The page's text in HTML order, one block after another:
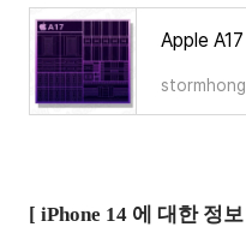
[ iPhone 14 에 대한 정